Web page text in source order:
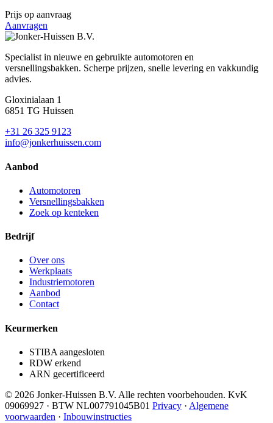
Prijs op aanvraag
Aanvragen
Specialist in nieuwe en gebruikte automotoren en
versnellingsbakken. Scherpe prijzen, snelle levering en vakkundig
advies.
Gloxinialaan 1
6851 TG Huissen
+31 26 325 9123
info@jonkerhuissen.com
Aanbod
Automotoren
Versnellingsbakken
Zoek op kenteken
Bedrijf
Over ons
Werkplaats
Industriemotoren
Aanbod
Contact
Keurmerken
STIBA aangesloten
RDW erkend
ARN gecertificeerd
© 2026 Jonker-Huissen B.V. Alle rechten voorbehouden. KvK
09069927 · BTW NL007791045B01 Privacy · Algemene
voorwaarden · Inbouwinstructies